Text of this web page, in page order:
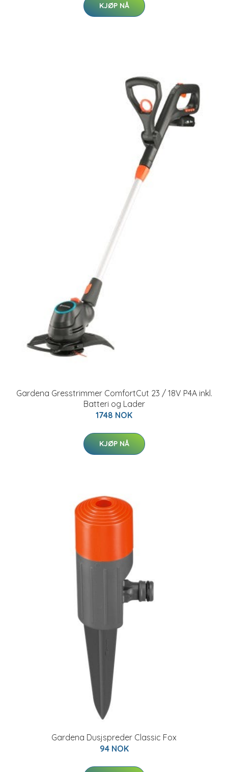
KJØP NÅ
Gardena Gresstrimmer ComfortCut 23 / 18V P4A inkl.
Batteri og Lader
1748 NOK
KJØP NÅ
Gardena Dusjspreder Classic Fox
94 NOK